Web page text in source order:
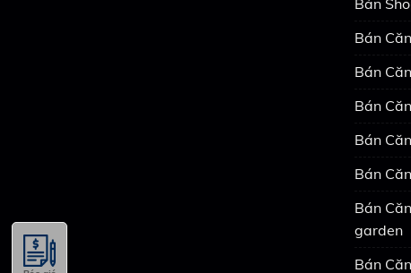
Bán
Bán
Bán
Bán
Bán
Bán
garden
Bán